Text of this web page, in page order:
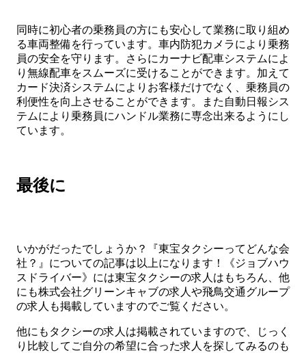
同時に初心者の乗務員の方にも安心して業務に取り組め
る車両整備を行っています。車内防犯カメラにより乗務
員の安全を守ります。さらにカーナビ配車システムによ
り無線配車をスムーズに受けることができます。加えて
カード決済システムによりお客様だけでなく、乗務員の
利便性を向上させることができます。また自動日報シス
テムにより乗務員にハンドル業務に専念出来るようにし
ています。
最後に
いかがだったでしょうか？『東宝タクシーってどんな会
社？』についての記事は以上になります！《ジョブハウ
スドライバー》には東宝タクシーの求人はもちろん、他
にも株式会社グリーンキャブの求人や飛鳥交通グループ
の求人も掲載していますのでご覧ください。
他にもタクシーの求人は掲載されていますので、じっく
り比較してご自分の希望に合った求人を探してみるのも